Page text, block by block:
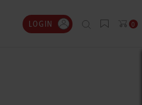
LOGIN 0